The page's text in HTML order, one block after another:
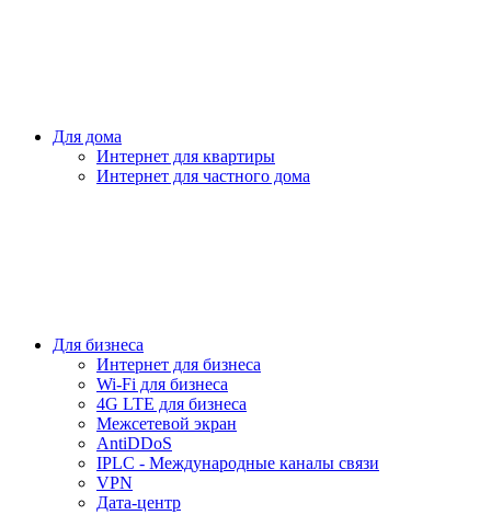
Для дома
Интернет для квартиры
Интернет для частного дома
Для бизнеса
Интернет для бизнеса
Wi-Fi для бизнеса
4G LTE для бизнеса
Межсетевой экран
AntiDDoS
IPLC - Международные каналы связи
VPN
Дата-центр